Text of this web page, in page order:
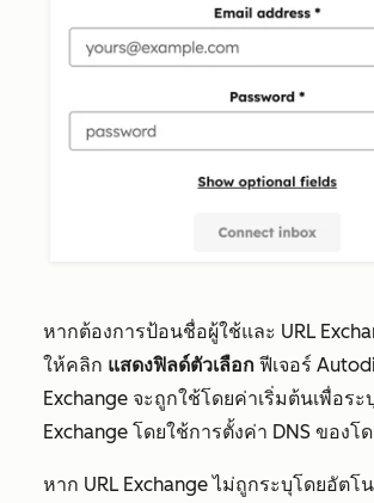
หากต้องการป้อนชื่อผู้ใช้และ URL
ให้คลิก แสดงฟิลด์ตัวเลือก ฟีเจอร์
Exchange จะถูกใช้โดยค่าเริ่มต้นเพื่อระ
Exchange โดยใช้การตั้งค่า DNS ของ
หาก URL Exchange ไม่ถูกระบุโดยอัต